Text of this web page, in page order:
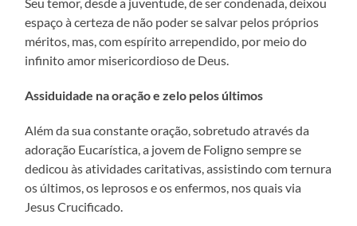
espaço à certeza de não poder se salvar pelos próprios
méritos, mas, com espírito arrependido, por meio do
infinito amor misericordioso de Deus.
Assiduidade na oração e zelo pelos últimos
Além da sua constante oração, sobretudo através da
adoração Eucarística, a jovem de Foligno sempre se
dedicou às atividades caritativas, assistindo com ternura
os últimos, os leprosos e os enfermos, nos quais via
Jesus Crucificado.